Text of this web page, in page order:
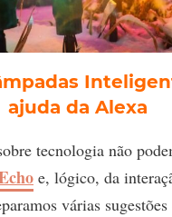
ajuda da Alexa
tecnologia não
e, lógico, da
várias